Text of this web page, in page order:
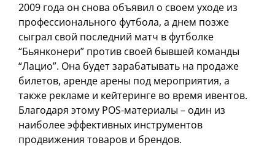
2009 года он снова объявил о своем уходе из
профессионального футбола, а днем позже
сыграл свой последний матч в футболке
“Бьянконери” против своей бывшей команды
“Лацио”. Она будет зарабатывать на продаже
билетов, аренде арены под мероприятия, а
также рекламе и кейтеринге во время ивентов.
Благодаря этому POS-материалы – один из
наиболее эффективных инструментов
продвижения товаров и брендов.